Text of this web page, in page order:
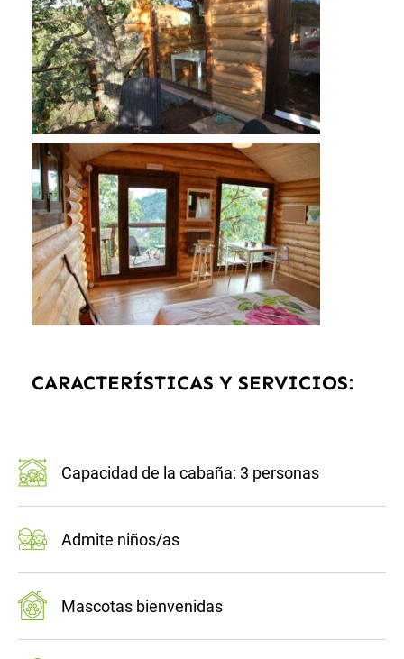
CARACTERÍSTICAS Y SERVICIOS:
Capacidad de la cabaña: 3 personas
Admite niños/as
Mascotas bienvenidas